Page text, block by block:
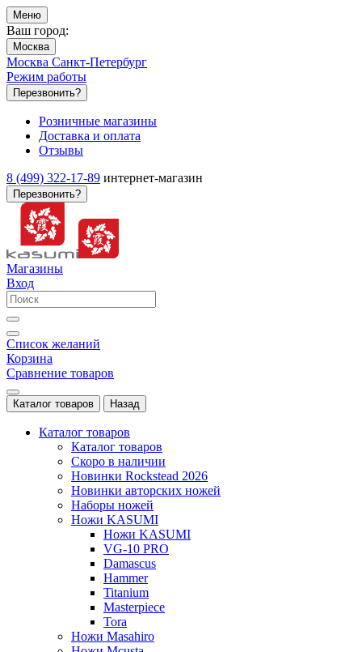
Меню
Ваш город:
Москва
Москва Санкт-Петербург
Режим работы
Перезвонить?
Розничные магазины
Доставка и оплата
Отзывы
8 (499) 322-17-89 интернет-магазин
Перезвонить?
Магазины
Вход
Список желаний
Корзина
Сравнение товаров
Каталог товаров Назад
Каталог товаров
Каталог товаров
Скоро в наличии
Новинки Rockstead 2026
Новинки авторских ножей
Наборы ножей
Ножи KASUMI
Ножи KASUMI
VG-10 PRO
Damascus
Hammer
Titanium
Masterpiece
Tora
Ножи Masahiro